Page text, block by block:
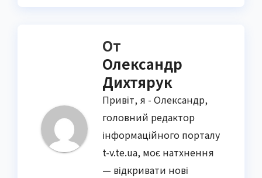
От
Олександр
Дихтярук
Привіт, я - Олександр,
головний редактор
інформаційного порталу
t-v.te.ua, моє натхнення
— відкривати нові